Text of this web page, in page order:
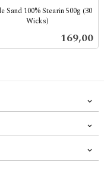
Sand 100% Stearin 500g (30
Wicks)
Pris
169,00